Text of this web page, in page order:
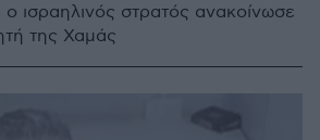
ισραηλινός στρατός ανακοίνωσε
της Χαμάς